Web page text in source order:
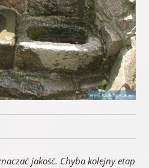
jakość. Chyba kolejny etap